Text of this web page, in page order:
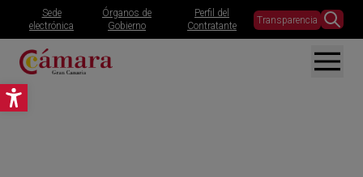
Abrir barra de herramientas
Sede
electrónica
Órganos de
Gobierno
Perfil del
Contratante
Transparencia